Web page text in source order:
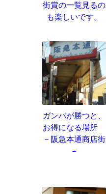
街賞の一覧見るの
も楽しいです。
ガンバが勝つと、
お得になる場所
－阪急本通商店街
－